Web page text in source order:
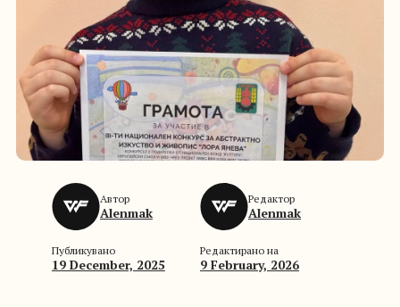
Автор
Alenmak
Редактор
Alenmak
Публикувано
19 December, 2025
Редактирано на
9 February, 2026